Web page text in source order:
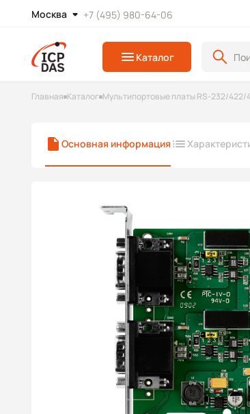
Москва +7 (495) 980-64-06
Каталог
Главная Каталог Мультипортовые платы RS-232/422/
Основная информация